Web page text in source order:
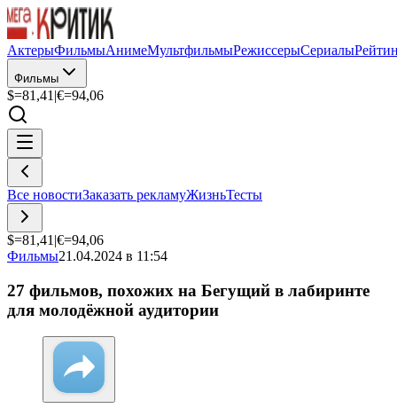
АктерыФильмыАнимеМультфильмыРежиссерыСериалы
Фильмы
$=81,41 |€=94,06
Все новостиЗаказать рекламуЖизньТесты
$=81,41 |€=94,06
Фильмы21.04.2024 в 11:54
27 фильмов, похожих на Бегущий в лабиринте
для молодёжной аудитории